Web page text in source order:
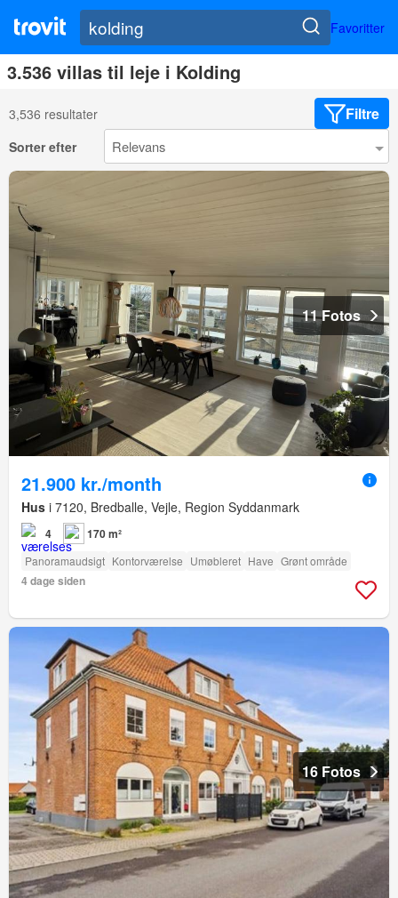
Favoritter
3.536 villas til leje i Kolding
3,536 resultater Filtre
Sorter efter
11 Fotos
21.900 kr./month
Hus i 7120, Bredballe, Vejle, Region Syddanmark
4 170 m²
Panoramaudsigt Kontorværelse Umøbleret Have Grønt område
4 dage siden
16 Fotos